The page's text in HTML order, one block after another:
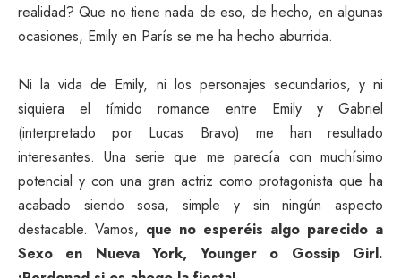
realidad? Que no tiene nada de eso, de hecho, en algunas
ocasiones, Emily en París se me ha hecho aburrida.
Ni la vida de Emily, ni los personajes secundarios, y ni
siquiera el tímido romance entre Emily y Gabriel
(interpretado por Lucas Bravo) me han resultado
interesantes. Una serie que me parecía con muchísimo
potencial y con una gran actriz como protagonista que ha
acabado siendo sosa, simple y sin ningún aspecto
destacable. Vamos, que no esperéis algo parecido a
Sexo en Nueva York, Younger o Gossip Girl.